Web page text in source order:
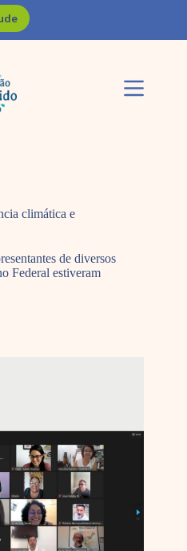
climática e
de diversos
Federal estiveram